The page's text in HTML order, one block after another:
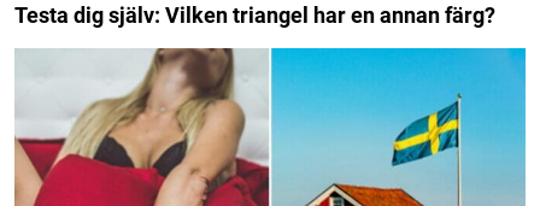
Testa dig själv: Vilken triangel har en annan färg?